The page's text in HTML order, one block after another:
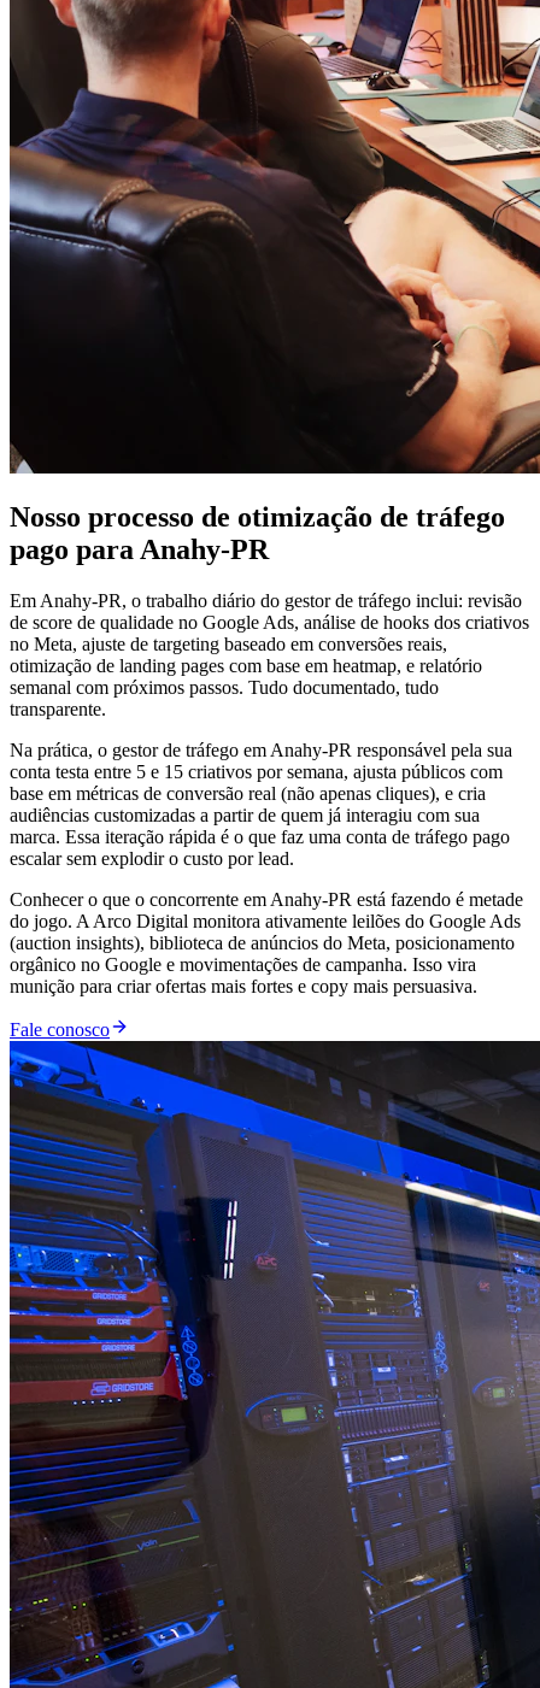
Nosso processo de otimização de tráfego
pago para Anahy-PR
Em Anahy-PR, o trabalho diário do gestor de tráfego inclui: revisão
de score de qualidade no Google Ads, análise de hooks dos criativos
no Meta, ajuste de targeting baseado em conversões reais,
otimização de landing pages com base em heatmap, e relatório
semanal com próximos passos. Tudo documentado, tudo
transparente.
Na prática, o gestor de tráfego em Anahy-PR responsável pela sua
conta testa entre 5 e 15 criativos por semana, ajusta públicos com
base em métricas de conversão real (não apenas cliques), e cria
audiências customizadas a partir de quem já interagiu com sua
marca. Essa iteração rápida é o que faz uma conta de tráfego pago
escalar sem explodir o custo por lead.
Conhecer o que o concorrente em Anahy-PR está fazendo é metade
do jogo. A Arco Digital monitora ativamente leilões do Google Ads
(auction insights), biblioteca de anúncios do Meta, posicionamento
orgânico no Google e movimentações de campanha. Isso vira
munição para criar ofertas mais fortes e copy mais persuasiva.
Fale conosco